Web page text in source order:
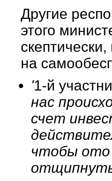
Другие
этого
на
'1-й
нас
счет
чтобы ото